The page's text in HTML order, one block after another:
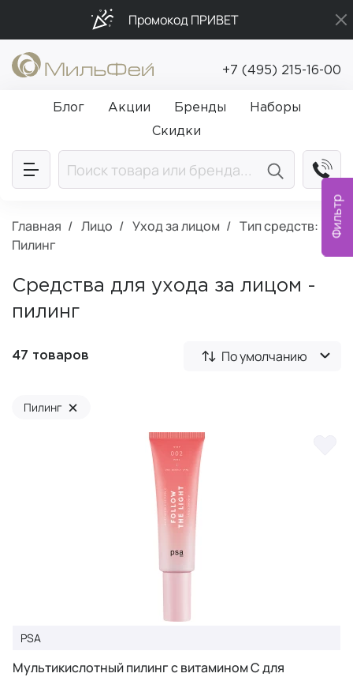
Фильтр
Промокод ПРИВЕТ
Бесплатная доставка от 5 000₽
Подарки в каждый заказ от 5 000₽
+7 (495) 215-16-00
Блог Акции Бренды
Наборы
Скидки
Главная Лицо Уход за лицом
Тип средств:
Пилинг
Средства для ухода за лицом -
пилинг
47 товаров По умолчанию
Пилинг ×
PSA
Мультикислотный пилинг с витамином С для